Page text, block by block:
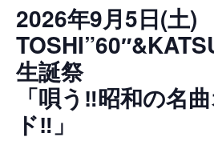
2026年9月5日(土)
生誕祭
「唄う‼︎昭和の名
ド‼︎」